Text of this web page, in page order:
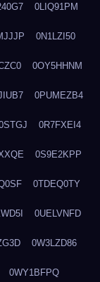
0LIQ91PM
0N1LZI50
0OY5HHNM
0PUMEZB4
0R7FXEI4
0S9E2KPP
0TDEQ0TY
0UELVNFD
0W3LZD86
0WY1BFPQ